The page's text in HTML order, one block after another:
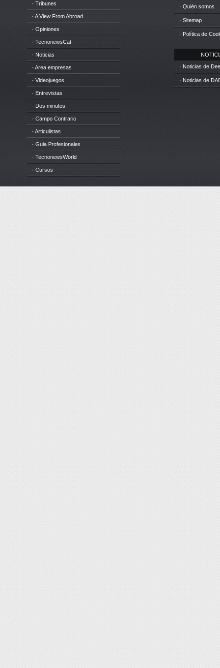
· Tribunes
· A View From Abroad
· Opiniones
· TecnonewsCat
· Noticias
· Area empresas
· Videojuegos
· Entrevistas
· Dos minutos
· Campo Contrario
· Articulistas
· Guia Profesionales
· TecnonewsWorld
· Cursos
· Quién somos
· Sitemap
· Política de
· Noticias de
· Noticias de